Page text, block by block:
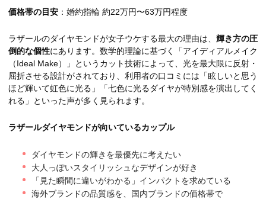
価格帯の目安 ：婚約指輪 約22万円〜63万円程度
ラザールのダイヤモンドが女子ウケする最大の理由は、 輝き方の圧
倒的な個性にあります。数学的理論に基づく「アイディアルメイク
（Ideal Make）」というカット技術によって、光を最大限に反射・
屈折させる設計がされており、利用者の口コミには「眩しいと思う
ほど輝いて虹色に光る」「七色に光るダイヤが特別感を演出してく
れる」といった声が多く見られます。
ラザールダイヤモンドが向いているカップル
ダイヤモンドの輝きを最優先に考えたい
大人っぽいスタイリッシュなデザインが好き
「見た瞬間に違いがわかる」インパクトを求めている
海外ブランドの品質感を、国内ブランドの価格帯で